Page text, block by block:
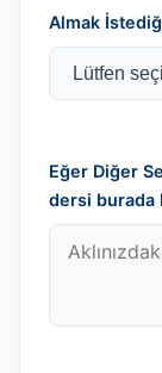
Almak
Eğer Diğer
dersi burada